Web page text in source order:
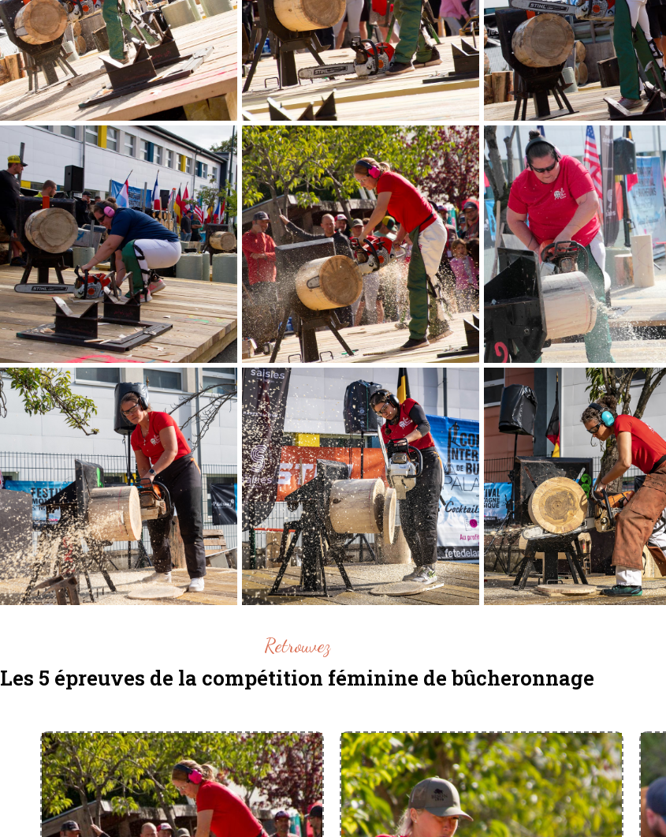
Retrouvez
Les 5 épreuves de la compétition féminine de bûcheronnage